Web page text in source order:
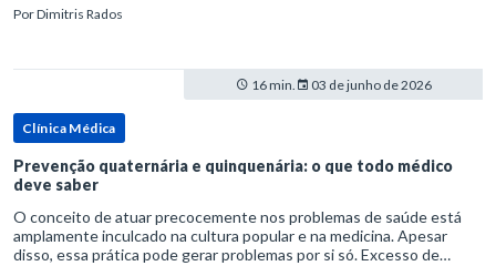
PorDimitris Rados
16 min. 03 de junho de 2026
Clínica Médica
Prevenção quaternária e quinquenária: o que todo médico
deve saber
O conceito de atuar precocemente nos problemas de saúde está
amplamente inculcado na cultura popular e na medicina. Apesar
disso, essa prática pode gerar problemas por si só. Excesso de